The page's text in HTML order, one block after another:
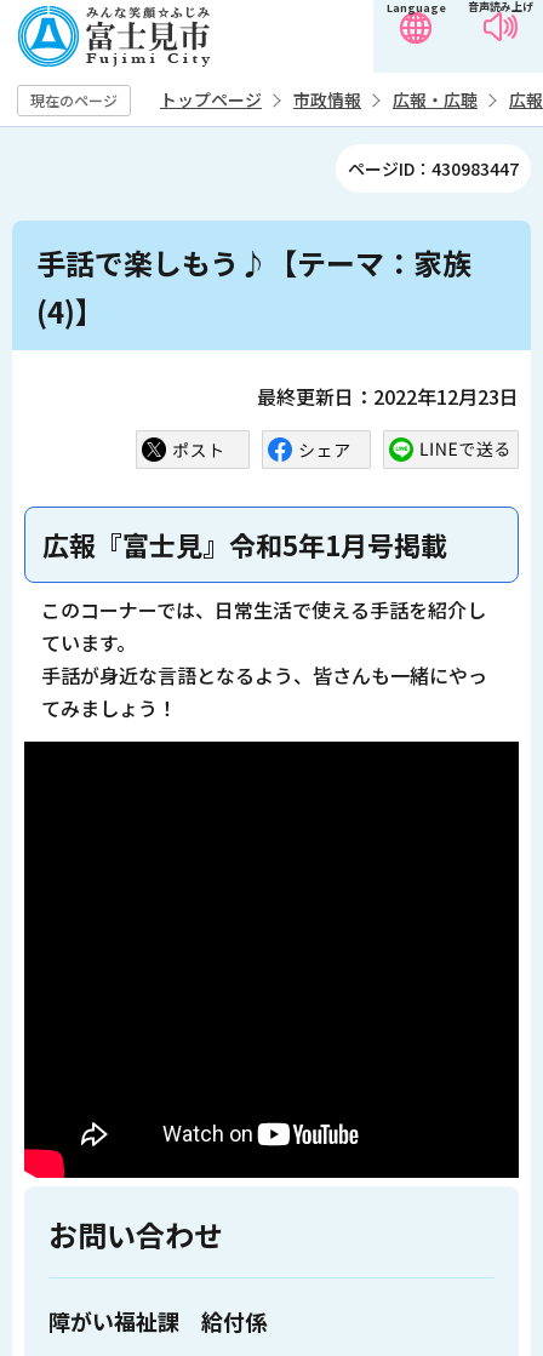
の
ペ
ー
音声読み上げ
Language
現在のページ トップページ 市政情報 広報・広聴 広報
ページID：430983447
本
か
手話で楽しもう♪【テーマ：家族
(4)】
最終更新日：2022年12月23日
広報『富士見』令和5年1月号掲載
このコーナーでは、日常生活で使える手話を紹介し
ています。
手話が身近な言語となるよう、皆さんも一緒にやっ
てみましょう！
お問い合わせ
障がい福祉課 給付係